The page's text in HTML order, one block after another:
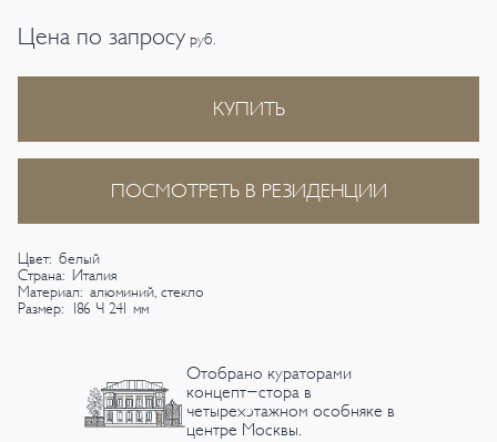
Цена по запросу руб.
КУПИТЬ
ПОСМОТРЕТЬ В РЕЗИДЕНЦИИ
Цвет: белый
Страна: Италия
Материал: алюминий, стекло
Размер: 186 × 241 мм
Отобрано кураторами
концепт-стора в
четырехэтажном особняке в
центре Москвы.